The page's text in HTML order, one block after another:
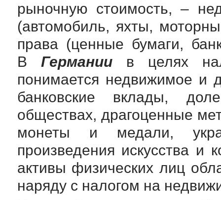
рыночную стоимость, –
(автомобиль, яхты,
права (ценные бумаги,
В Германиив целях
понимается недвижимое и
банковские вклады,
обществах, драгоценные
монеты и медали,
произведения искусства и
активы физических лиц
наряду с налогом на